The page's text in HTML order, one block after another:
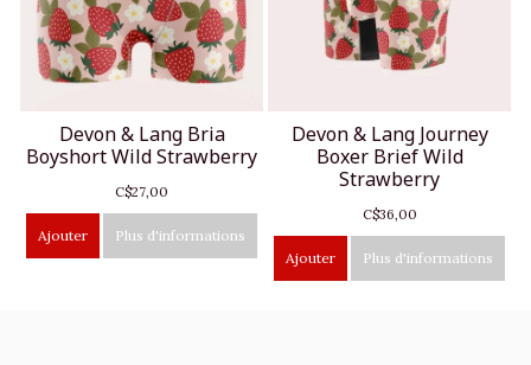
Devon & Lang Bria
Boyshort Wild Strawberry
C$27,00
Ajouter Plus d'informations
Devon & Lang Journey
Boxer Brief Wild
Strawberry
C$36,00
Ajouter Plus d'informations